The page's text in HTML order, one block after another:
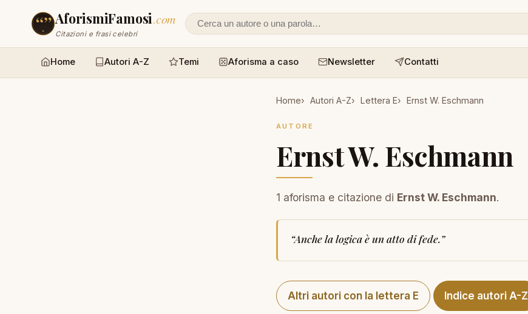
AforismiFamosi.com
Citazioni e frasi celebri Cerca un autore o un aforisma
Home Autori A-Z Temi Aforisma a caso Newsletter Contatti
Home Autori A-Z Lettera E Ernst W. Eschmann
AUTORE
Ernst W. Eschmann
1 aforisma e citazione di Ernst W. Eschmann.
“Anche la logica è un atto di fede.”
Altri autori con la lettera E Indice autori A-Z